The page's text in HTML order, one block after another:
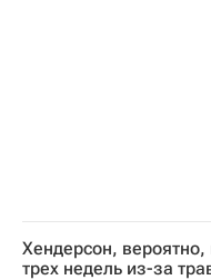
Хендерсон, вероятно,
трех недель из-за